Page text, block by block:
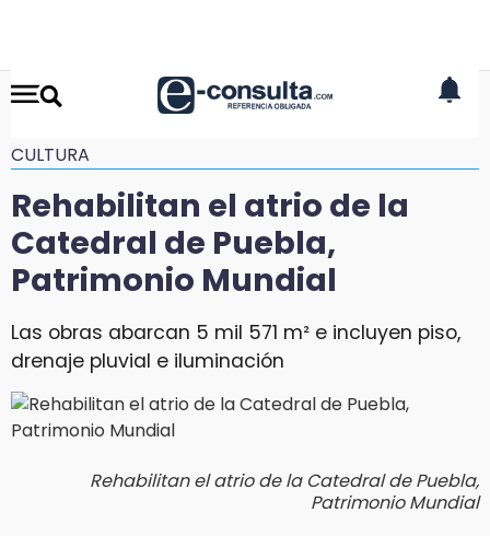
CULTURA
Rehabilitan el atrio de la
Catedral de Puebla,
Patrimonio Mundial
Las obras abarcan 5 mil 571 m² e incluyen piso,
drenaje pluvial e iluminación
Rehabilitan el atrio de la Catedral de Puebla,
Patrimonio Mundial